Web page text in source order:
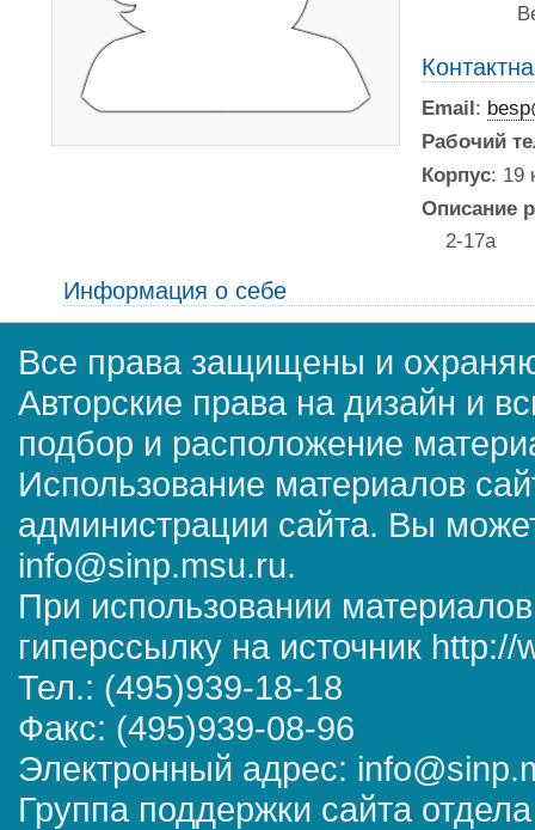
Email:
Рабочий
Корпус: 19
Описание
2-17a
Информация о себе
Все права защищены и
Авторские права на дизайн и
подбор и расположение
Использование материалов
администрации сайта. Вы
info@sinp.msu.ru.
При использовании
гиперссылку на источник
Тел.: (495)939-18-18
Факс: (495)939-08-96
Электронный адрес:
Группа поддержки сайта